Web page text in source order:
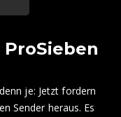
je: Jetzt fordern
Sender heraus. Es